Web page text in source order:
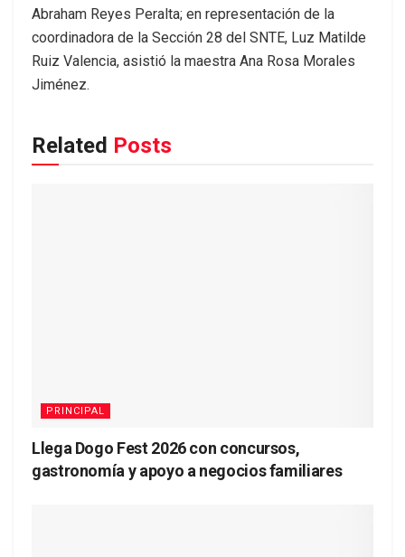
Abraham Reyes Peralta; en representación de la
coordinadora de la Sección 28 del SNTE, Luz Matilde
Ruiz Valencia, asistió la maestra Ana Rosa Morales
Jiménez.
Related Posts
PRINCIPAL
Llega Dogo Fest 2026 con concursos,
gastronomía y apoyo a negocios familiares